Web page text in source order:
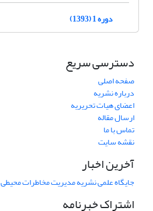
دوره 1 (1393)
دسترسی سریع
صفحه اصلی
درباره نشریه
اعضای هیات تحریریه
ارسال مقاله
تماس با ما
نقشه سایت
آخرین اخبار
جایگاه علمی نشریه مدیریت مخاطرات محیطی
اشتراک خبرنامه